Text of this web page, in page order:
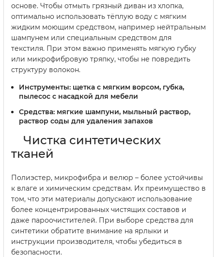
основе. Чтобы отмыть грязный диван из хлопка,
оптимально использовать тёплую воду с мягким
жидким моющим средством, например нейтральным
шампунем или специальным средством для
текстиля. При этом важно применять мягкую губку
или микрофибровую тряпку, чтобы не повредить
структуру волокон.
Инструменты: щетка с мягким ворсом, губка,
пылесос с насадкой для мебели
Средства: мягкие шампуни, мыльный раствор,
раствор соды для удаления запахов
Чистка синтетических
тканей
Полиэстер, микрофибра и велюр – более устойчивы
к влаге и химическим средствам. Их преимущество в
том, что эти материалы допускают использование
более концентрированных чистящих составов и
даже пароочистителей. При выборе средства для
синтетики обратите внимание на ярлыки и
инструкции производителя, чтобы убедиться в
безопасности.